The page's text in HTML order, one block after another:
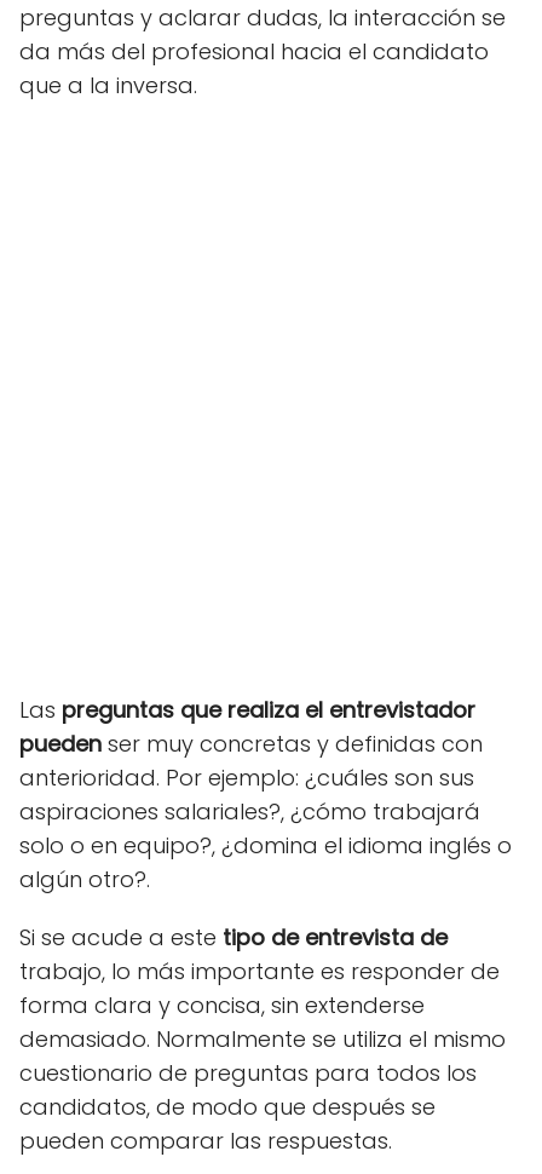
preguntas y aclarar dudas, la interacción se
da más del profesional hacia el candidato
que a la inversa.
Las preguntas que realiza el entrevistador
pueden ser muy concretas y definidas con
anterioridad. Por ejemplo: ¿cuáles son sus
aspiraciones salariales?, ¿cómo trabajará
solo o en equipo?, ¿domina el idioma inglés o
algún otro?.
Si se acude a este tipo de entrevista de
trabajo, lo más importante es responder de
forma clara y concisa, sin extenderse
demasiado. Normalmente se utiliza el mismo
cuestionario de preguntas para todos los
candidatos, de modo que después se
pueden comparar las respuestas.